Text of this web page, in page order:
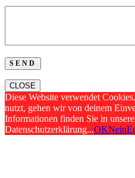
CLOSE
Diese Website verwendet
nutzt, gehen wir von deinem
Informationen finden Sie in
Datenschutzerklärung...OKNein